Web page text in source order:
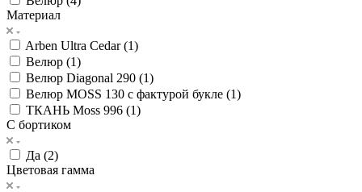
Материал
Arben Ultra Cedar (1)
Велюр (1)
Велюр Diagonal 290 (1)
Велюр MOSS 130 с фактурой букле (1)
ТКАНЬ Moss 996 (1)
C бортиком
Да (2)
Цветовая гамма